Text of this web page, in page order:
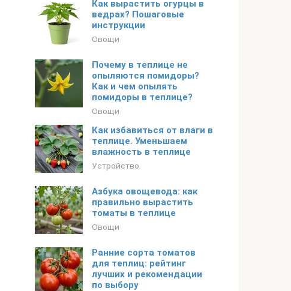
Как вырастить огурцы в
ведрах? Пошаговые
инструкции
Овощи
Почему в теплице не
опыляются помидоры?
Как и чем опылять
помидоры в теплице?
Овощи
Как избавиться от влаги в
теплице. Уменьшаем
влажность в теплице
Устройство
Азбука овощевода: как
правильно вырастить
томаты в теплице
Овощи
Ранние сорта томатов
для теплиц: рейтинг
лучших и рекомендации
по выбору